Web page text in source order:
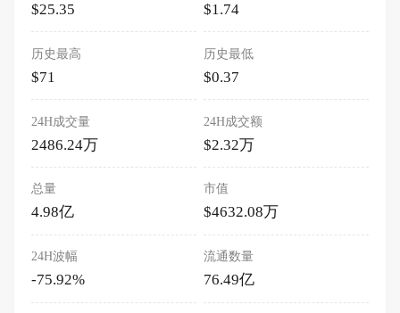
$25.35 $1.74
历史最高
$71
历史最低
$0.37
24H成交量
2486.24万
24H成交额
$2.32万
总量
4.98亿
市值
$4632.08万
24H波幅
-75.92%
流通数量
76.49亿